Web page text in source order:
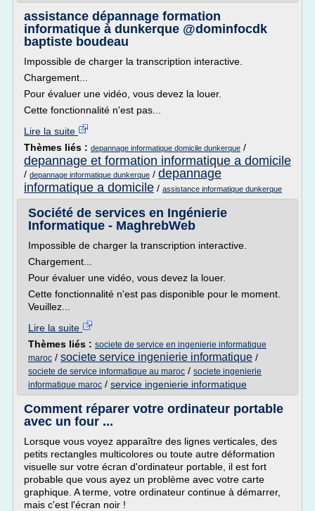
assistance dépannage formation
informatique à dunkerque @dominfocdk
baptiste boudeau
Impossible de charger la transcription interactive.
Chargement...
Pour évaluer une vidéo, vous devez la louer.
Cette fonctionnalité n'est pas...
Lire la suite
Thèmes liés : depannage informatique domicile dunkerque /
depannage et formation informatique a domicile
/ depannage informatique dunkerque / depannage
informatique a domicile / assistance informatique dunkerque
Société de services en Ingénierie
Informatique - MaghrebWeb
Impossible de charger la transcription interactive.
Chargement...
Pour évaluer une vidéo, vous devez la louer.
Cette fonctionnalité n'est pas disponible pour le moment.
Veuillez...
Lire la suite
Thèmes liés : societe de service en ingenierie informatique
maroc / societe service ingenierie informatique /
societe de service informatique au maroc / societe ingenierie
informatique maroc / service ingenierie informatique
Comment réparer votre ordinateur portable
avec un four ...
Lorsque vous voyez apparaître des lignes verticales, des
petits rectangles multicolores ou toute autre déformation
visuelle sur votre écran d'ordinateur portable, il est fort
probable que vous ayez un problème avec votre carte
graphique. A terme, votre ordinateur continue à démarrer,
mais c'est l'écran noir !